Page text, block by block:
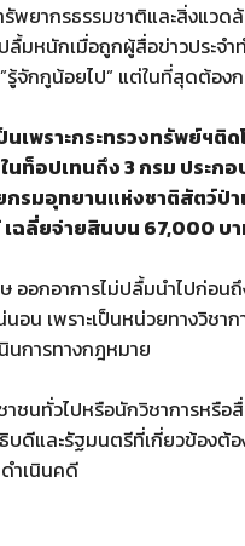
ยากรธรรมชาติและสิ่งแวด
มหนักเมื่อถูกผู้สื่อข่าวประจ
จักกูน้อยไป” แต่ในที่สุดต้อ
พราะกระทรวงทรัพย์ฯติ
ท็อปเทนถึง 3 กรม ประ
รมอุทยานแห่งชาติสัตว์ป่
ฉลี่ยจ่ายสินบน 67,000 บ
อกอาการไม่ปลื้มนำไปก่อน
เพราะเป็นหน่วยทางวิชา
นการทางกฎหมาย
าชนทั่วไปหรือนักวิชาการหรื
ดีและรัฐมนตรีที่เกี่ยวข้องต้อ
ำเนินคดี